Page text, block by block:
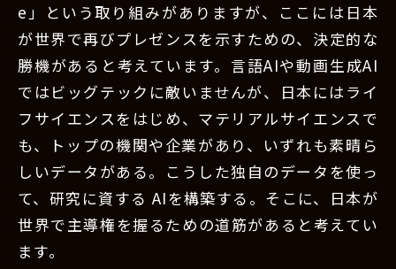
e」という取り組みがありますが、ここには日本
が世界で再びプレゼンスを示すための、決定的な
勝機があると考えています。言語AIや動画生成AI
ではビッグテックに敵いませんが、日本にはライ
フサイエンスをはじめ、マテリアルサイエンスで
も、トップの機関や企業があり、いずれも素晴ら
しいデータがある。こうした独自のデータを使っ
て、研究に資する AIを構築する。そこに、日本が
世界で主導権を握るための道筋があると考えてい
ます。